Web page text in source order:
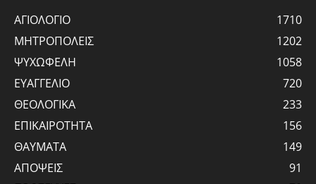
ΑΓΙΟΛΟΓΙΟ
1710
ΜΗΤΡΟΠΟΛΕΙΣ
1202
ΨΥΧΩΦΕΛΗ
1058
ΕΥΑΓΓΕΛΙΟ
720
ΘΕΟΛΟΓΙΚΑ
233
ΕΠΙΚΑΙΡΟΤΗΤΑ
156
ΘΑΥΜΑΤΑ
149
ΑΠΟΨΕΙΣ
91